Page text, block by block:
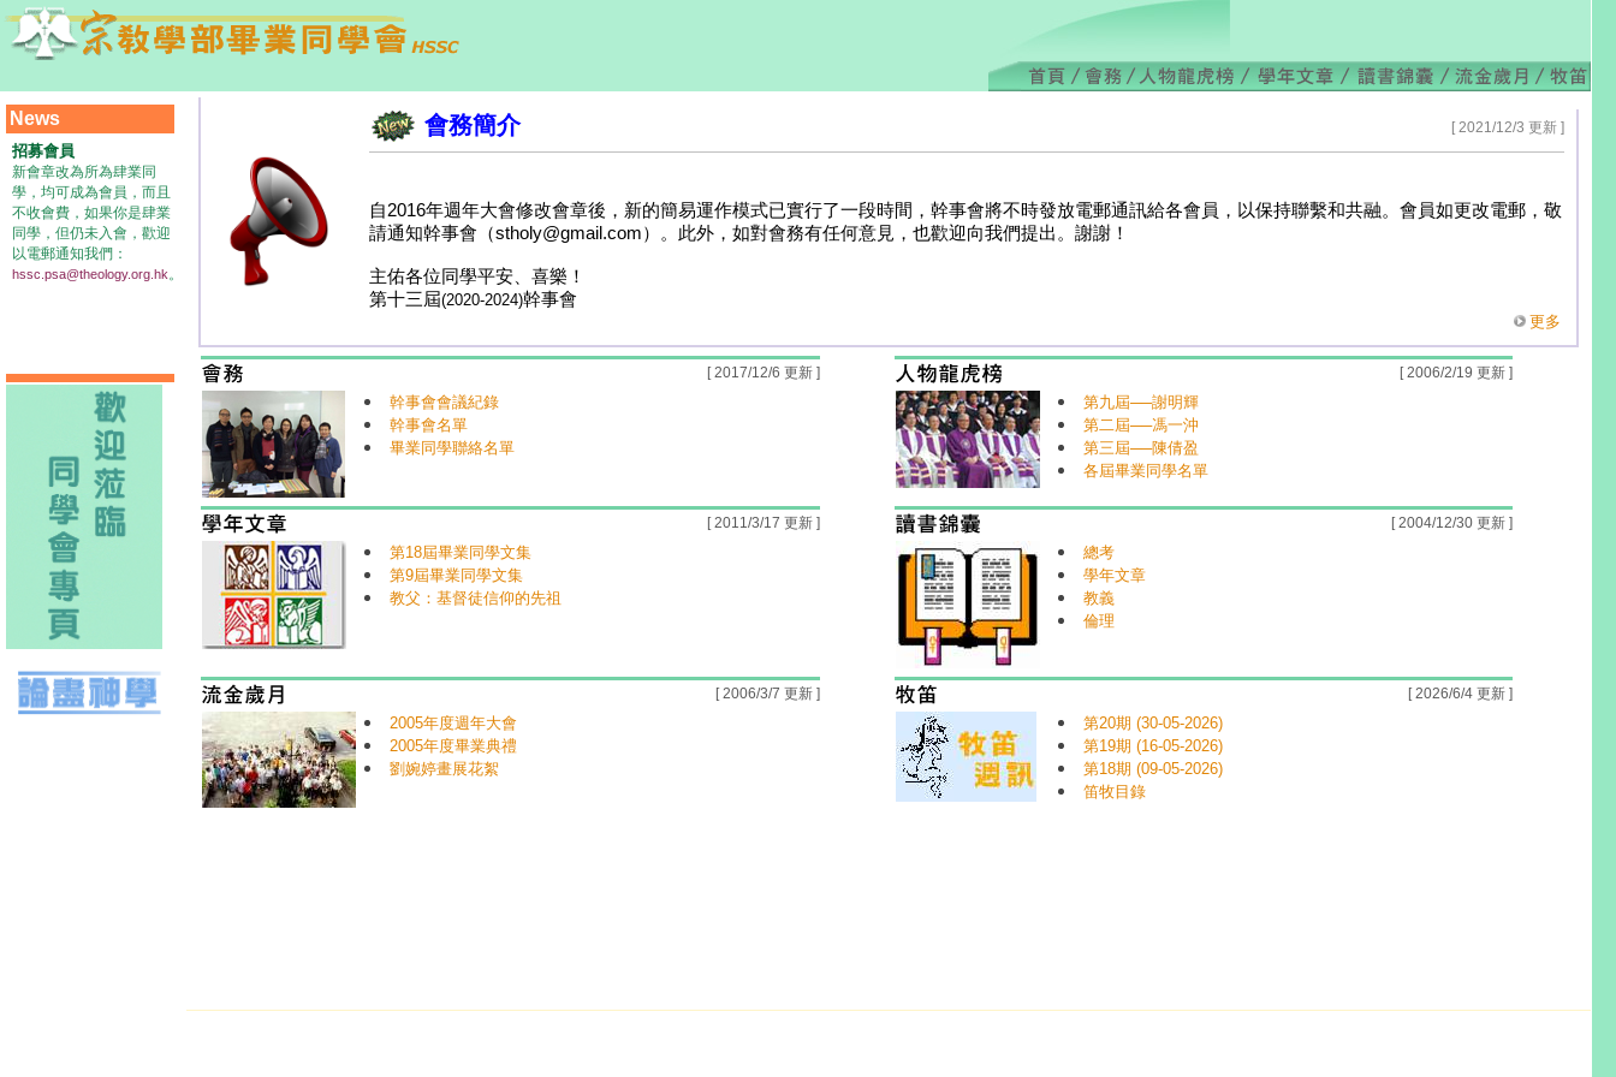
News
招募會員
新會章改為所為肆業同
學，均可成為會員，而且
不收會費，如果你是肆業
同學，但仍未入會，歡迎
以電郵通知我們：
hssc.psa@theology.org.hk。
會務簡介 [ 2021/12/3 更新 ]
自2016年週年大會修改會章後，新的簡易運作模式已實行了一段時間，幹事會將不時發放電郵通訊給各會員，以保持聯繫和共融。會員如更改電郵，敬
請通知幹事會（stholy@gmail.com）。此外，如對會務有任何意見，也歡迎向我們提出。謝謝！
主佑各位同學平安、喜樂！
第十三屆(2020-2024)幹事會
更多
[ 2017/12/6 更新 ] [ 2006/2/19 更新 ]
幹事會會議紀錄
幹事會名單
畢業同學聯絡名單
第九屆──謝明輝
第二屆──馮一沖
第三屆──陳倩盈
各屆畢業同學名單
[ 2011/3/17 更新 ] [ 2004/12/30 更新 ]
第18屆畢業同學文集
第9屆畢業同學文集
教父：基督徒信仰的先祖
總考
學年文章
教義
倫理
[ 2006/3/7 更新 ] [ 2026/6/4 更新 ]
2005年度週年大會
2005年度畢業典禮
劉婉婷畫展花絮
第20期 (30-05-2026)
第19期 (16-05-2026)
第18期 (09-05-2026)
笛牧目錄